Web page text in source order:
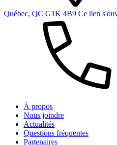
Québec, QC G1K 4B9 Ce lien
À propos
Nous joindre
Actualités
Questions fréquentes
Partenaires